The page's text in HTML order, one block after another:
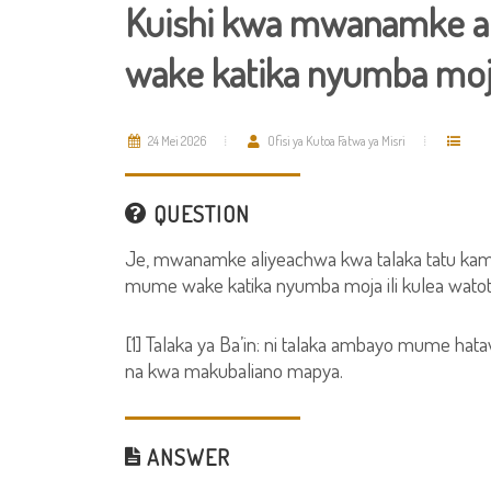
Kuishi kwa mwanamke
wake katika nyumba
24 Mei 2026 Ofisi ya Kutoa Fatwa ya Misri
QUESTION
Je, mwanamke aliyeachwa kwa talaka tatu
mume wake katika nyumba moja ili kulea
[1] Talaka ya Ba’in: ni talaka ambayo mume
na kwa makubaliano mapya.
ANSWER